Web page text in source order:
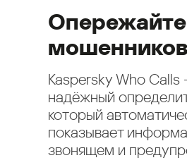
Опережайте
Kaspersky Who Calls
надёжный
который
показывает
звонящем и